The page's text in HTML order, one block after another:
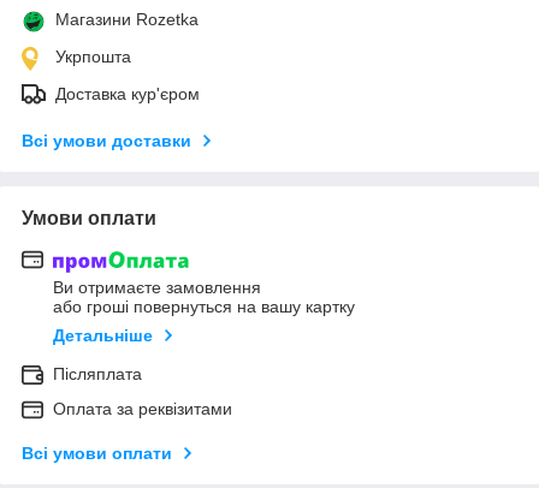
Магазини Rozetka
Укрпошта
Доставка кур'єром
Всі умови доставки
Умови оплати
Ви отримаєте замовлення
або гроші повернуться на вашу картку
Детальніше
Післяплата
Оплата за реквізитами
Всі умови оплати